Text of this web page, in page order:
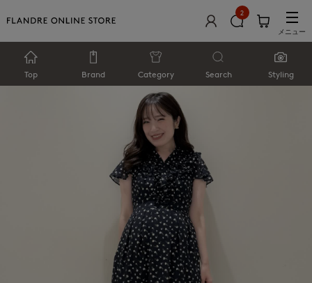
2
メニュー
Top Brand Category Search Styling